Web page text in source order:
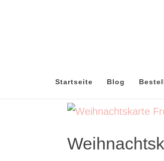
Startseite Blog